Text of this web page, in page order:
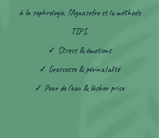
à la sophrologie, l’Aguasofro et la méthode
TIPI.
✓ Stress & émotions
✓ Grossesse & périnatalité
✓ Peur de l’eau & lâcher prise